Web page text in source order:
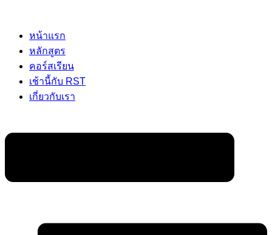
หน้าแรก
หลักสูตร
คอร์สเรียน
เช้านี้กับ RST
เกี่ยวกับเรา